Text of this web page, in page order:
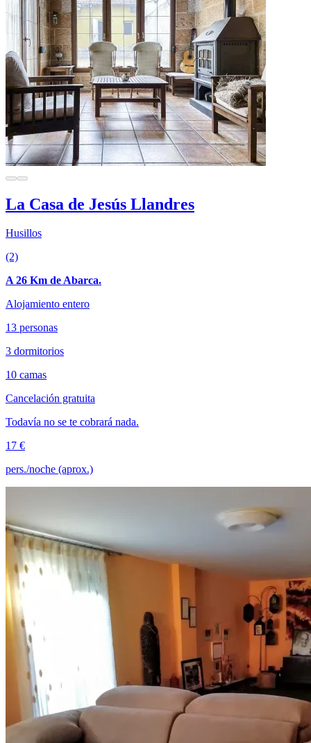
La Casa de Jesús Llandres
Husillos
(2)
A 26 Km de Abarca.
Alojamiento entero
13 personas
3 dormitorios
10 camas
Cancelación gratuita
Todavía no se te cobrará nada.
17 €
pers./noche (aprox.)